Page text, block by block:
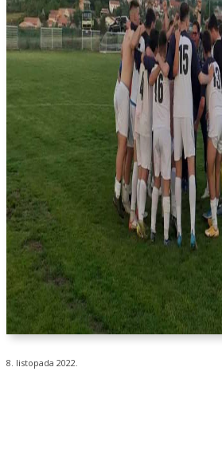
8. listopada 2022.